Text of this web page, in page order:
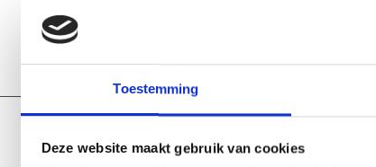
Toestemming
Deze website maakt gebruik van cookies